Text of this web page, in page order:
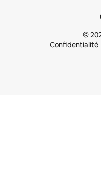
©
Confidentialité